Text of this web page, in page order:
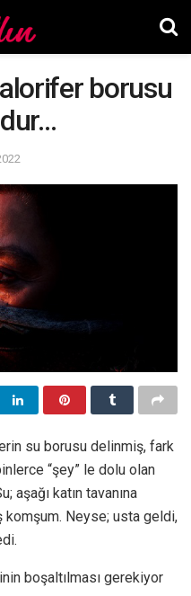
borusu
su borusu delinmiş, fark
“şey” le dolu olan
aşağı katın tavanına
komşum. Neyse; usta geldi,
boşaltılması gerekiyor